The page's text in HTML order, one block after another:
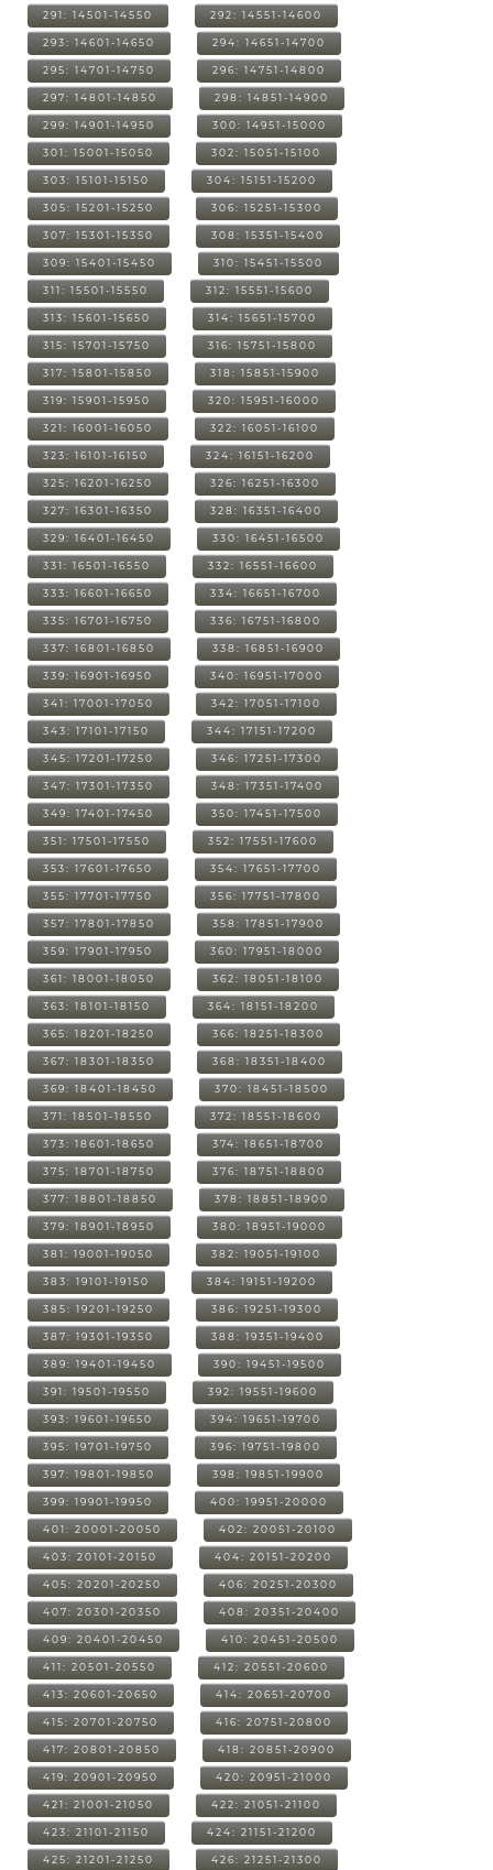
291: 14501-14550 292: 14551-14600
293: 14601-14650 294: 14651-14700
295: 14701-14750 296: 14751-14800
297: 14801-14850 298: 14851-14900
299: 14901-14950 300: 14951-15000
301: 15001-15050 302: 15051-15100
303: 15101-15150 304: 15151-15200
305: 15201-15250 306: 15251-15300
307: 15301-15350 308: 15351-15400
309: 15401-15450 310: 15451-15500
311: 15501-15550 312: 15551-15600
313: 15601-15650 314: 15651-15700
315: 15701-15750 316: 15751-15800
317: 15801-15850 318: 15851-15900
319: 15901-15950 320: 15951-16000
321: 16001-16050 322: 16051-16100
323: 16101-16150 324: 16151-16200
325: 16201-16250 326: 16251-16300
327: 16301-16350 328: 16351-16400
329: 16401-16450 330: 16451-16500
331: 16501-16550 332: 16551-16600
333: 16601-16650 334: 16651-16700
335: 16701-16750 336: 16751-16800
337: 16801-16850 338: 16851-16900
339: 16901-16950 340: 16951-17000
341: 17001-17050 342: 17051-17100
343: 17101-17150 344: 17151-17200
345: 17201-17250 346: 17251-17300
347: 17301-17350 348: 17351-17400
349: 17401-17450 350: 17451-17500
351: 17501-17550 352: 17551-17600
353: 17601-17650 354: 17651-17700
355: 17701-17750 356: 17751-17800
357: 17801-17850 358: 17851-17900
359: 17901-17950 360: 17951-18000
361: 18001-18050 362: 18051-18100
363: 18101-18150 364: 18151-18200
365: 18201-18250 366: 18251-18300
367: 18301-18350 368: 18351-18400
369: 18401-18450 370: 18451-18500
371: 18501-18550 372: 18551-18600
373: 18601-18650 374: 18651-18700
375: 18701-18750 376: 18751-18800
377: 18801-18850 378: 18851-18900
379: 18901-18950 380: 18951-19000
381: 19001-19050 382: 19051-19100
383: 19101-19150 384: 19151-19200
385: 19201-19250 386: 19251-19300
387: 19301-19350 388: 19351-19400
389: 19401-19450 390: 19451-19500
391: 19501-19550 392: 19551-19600
393: 19601-19650 394: 19651-19700
395: 19701-19750 396: 19751-19800
397: 19801-19850 398: 19851-19900
399: 19901-19950 400: 19951-20000
401: 20001-20050 402: 20051-20100
403: 20101-20150 404: 20151-20200
405: 20201-20250 406: 20251-20300
407: 20301-20350 408: 20351-20400
409: 20401-20450 410: 20451-20500
411: 20501-20550 412: 20551-20600
413: 20601-20650 414: 20651-20700
415: 20701-20750 416: 20751-20800
417: 20801-20850 418: 20851-20900
419: 20901-20950 420: 20951-21000
421: 21001-21050 422: 21051-21100
423: 21101-21150 424: 21151-21200
425: 21201-21250 426: 21251-21300